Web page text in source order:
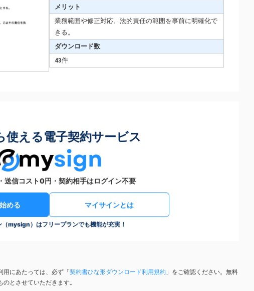
メリット
業務範囲や修正対応、法的責任の範囲を事前に明確化で
きる。
ダウンロード数
43件
使える電子契約サービス
送信コスト0円・契約相手はログイン不要
める マイサインとは
（mysign）はフリープランでも機能が充実！
用にあたっては、必ず「契約書ひな形ダウンロード利用規約 」をご確認ください。無料
とさせていただきます。